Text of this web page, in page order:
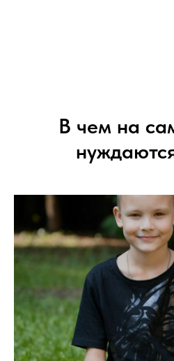
В чем на